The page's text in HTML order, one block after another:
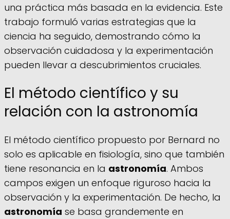
una práctica más basada en la evidencia. Este
trabajo formuló varias estrategias que la
ciencia ha seguido, demostrando cómo la
observación cuidadosa y la experimentación
pueden llevar a descubrimientos cruciales.
El método científico y su
relación con la astronomía
El método científico propuesto por Bernard no
solo es aplicable en fisiología, sino que también
tiene resonancia en la astronomía. Ambos
campos exigen un enfoque riguroso hacia la
observación y la experimentación. De hecho, la
astronomía se basa grandemente en